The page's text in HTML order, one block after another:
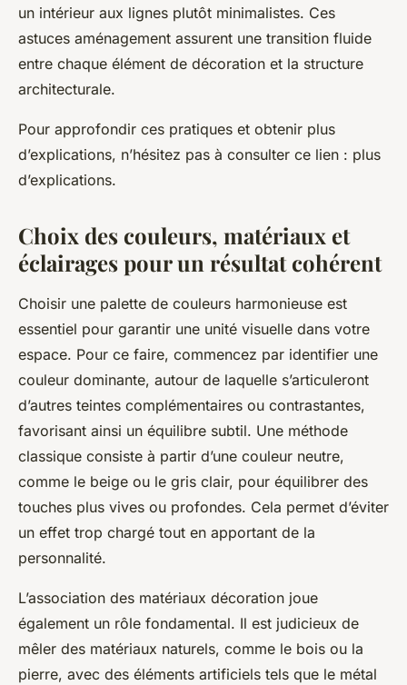
un intérieur aux lignes plutôt minimalistes. Ces
astuces aménagement assurent une transition fluide
entre chaque élément de décoration et la structure
architecturale.
Pour approfondir ces pratiques et obtenir plus
d’explications, n’hésitez pas à consulter ce lien : plus
d’explications.
Choix des couleurs, matériaux et
éclairages pour un résultat cohérent
Choisir une palette de couleurs harmonieuse est
essentiel pour garantir une unité visuelle dans votre
espace. Pour ce faire, commencez par identifier une
couleur dominante, autour de laquelle s’articuleront
d’autres teintes complémentaires ou contrastantes,
favorisant ainsi un équilibre subtil. Une méthode
classique consiste à partir d’une couleur neutre,
comme le beige ou le gris clair, pour équilibrer des
touches plus vives ou profondes. Cela permet d’éviter
un effet trop chargé tout en apportant de la
personnalité.
L’association des matériaux décoration joue
également un rôle fondamental. Il est judicieux de
mêler des matériaux naturels, comme le bois ou la
pierre, avec des éléments artificiels tels que le métal